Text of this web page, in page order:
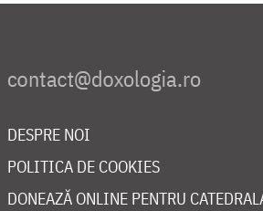
DESPRE NOI
POLITICA DE COOKIES
DONEAZĂ ONLINE PENTRU